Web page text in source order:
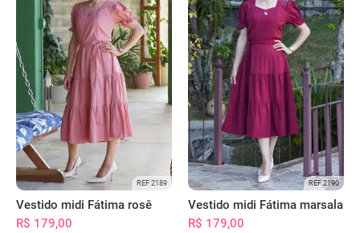
REF 2189
Vestido midi Fátima rosê
R$ 179,00
REF 2190
Vestido midi Fátima marsala
R$ 179,00